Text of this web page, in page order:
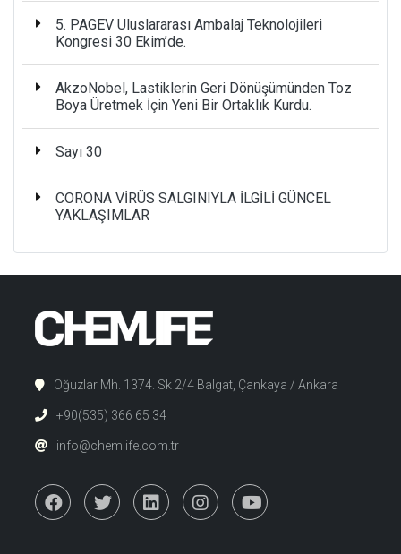
5. PAGEV Uluslararası Ambalaj Teknolojileri
Kongresi 30 Ekim’de.
AkzoNobel, Lastiklerin Geri Dönüşümünden Toz
Boya Üretmek İçin Yeni Bir Ortaklık Kurdu.
Sayı 30
CORONA VİRÜS SALGINIYLA İLGİLİ GÜNCEL
YAKLAŞIMLAR
Oğuzlar Mh. 1374. Sk 2/4 Balgat, Çankaya / Ankara
+90(535) 366 65 34
info@chemlife.com.tr